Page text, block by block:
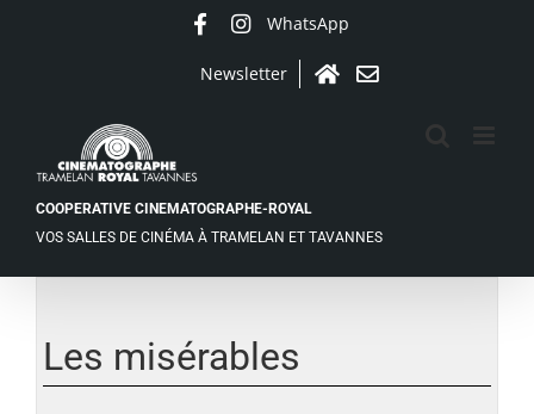
WhatsApp
Newsletter
AccueilContact
COOPERATIVE CINEMATOGRAPHE-ROYAL
VOS SALLES DE CINÉMA À TRAMELAN ET TAVANNES
Les misérables